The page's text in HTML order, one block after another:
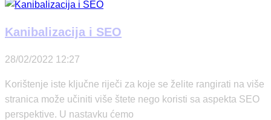
Kanibalizacija i SEO
28/02/2022 12:27
Korištenje iste ključne riječi za koje se želite rangirati na više
stranica može učiniti više štete nego koristi sa aspekta SEO
perspektive. U nastavku ćemo